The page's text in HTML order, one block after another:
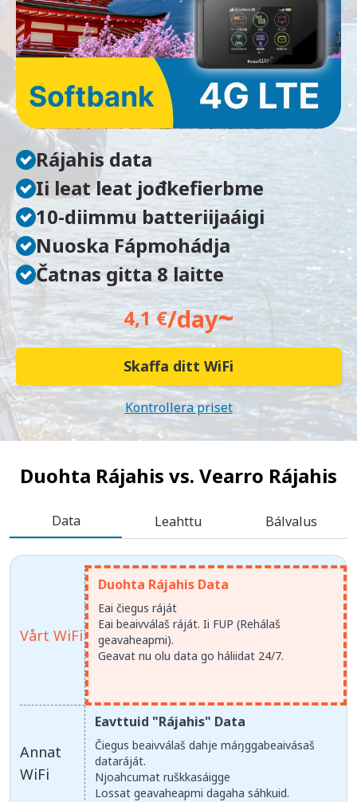
Rájahis data
Ii leat leat jođkefierbme
10-diimmu batteriijaáigi
Nuoska Fápmohádja
Čatnas gitta 8 laitte
4,1 €/day~
Skaffa ditt WiFi
Kontrollera priset
Duohta Rájahis vs. Vearro Rájahis
Data Leahttu Bálvalus
Vårt WiFi
Annat
WiFi
Duohta Rájahis Data
Eai čiegus ráját
Eai beaivválaš ráját. Ii FUP (Rehálaš
geavaheapmi).
Geavat nu olu data go háliidat 24/7.
Eavttuid "Rájahis" Data
Čiegus beaivválaš dahje máŋggabeaivásaš
dataráját.
Njoahcumat ruškkasáigge
Lossat geavaheapmi dagaha sáhkuid.